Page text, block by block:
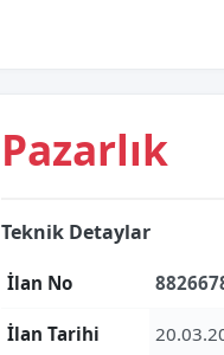
Pazarlık
Teknik Detaylar
İlan No
İlan Tarihi